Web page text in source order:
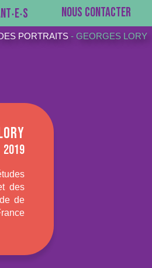
NOUS CONTACTER
PORTRAITS - GEORGES LORY
2019
des
de